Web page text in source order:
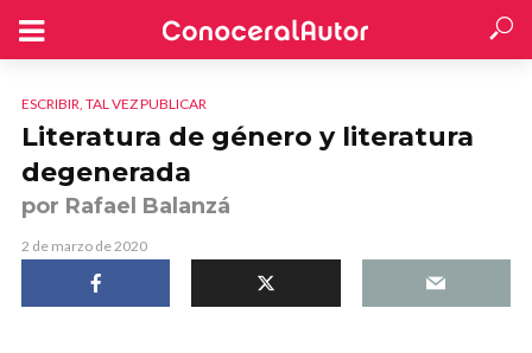
ESCRIBIR, TAL VEZ PUBLICAR
Literatura de género y literatura
degenerada
por Rafael Balanzá
2 de marzo de 2020